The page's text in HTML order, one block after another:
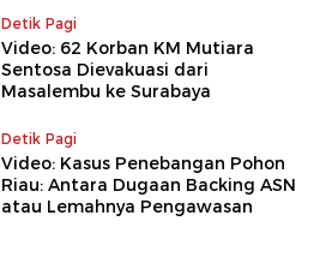
Detik Pagi
Video: 62 Korban KM Mutiara
Sentosa Dievakuasi dari
Masalembu ke Surabaya
Detik Pagi
Video: Kasus Penebangan Pohon
Riau: Antara Dugaan Backing ASN
atau Lemahnya Pengawasan